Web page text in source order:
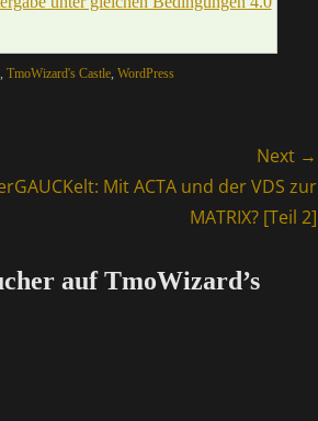
, TmoWizard's Castle, WordPress
Next →
Mit ACTA und der VDS zur
MATRIX? [Teil 2]
auf TmoWizard’s